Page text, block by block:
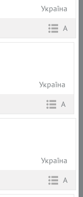
Україна
А
Україна
А
Україна
А